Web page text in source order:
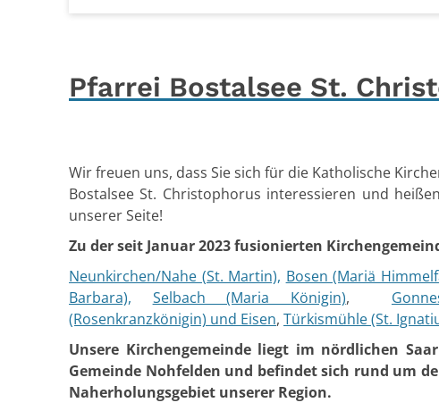
Pfarrei Bostalsee St.
Wir freuen uns, dass Sie sich für die Katholische
Bostalsee St. Christophorus interessieren und
unserer Seite!
Zu der seit Januar 2023 fusionierten
Neunkirchen/Nahe (St. Martin), Bosen (Mariä
Barbara),
Selbach (Maria Königin),
(Rosenkranzkönigin) und Eisen, Türkismühle (St.
Unsere Kirchengemeinde liegt im nördlichen
Gemeinde Nohfelden und befindet sich rund um
Naherholungsgebiet unserer Region.